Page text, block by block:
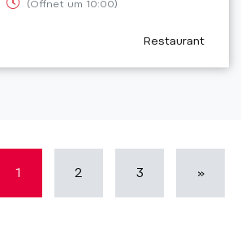
(Öffnet um 10:00)
Restaurant
1 2 3 »